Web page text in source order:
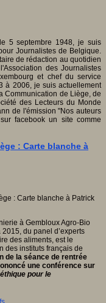
5 septembre 1948, je suis
Journalistes de Belgique.
de rédaction au quotidien
des Journalistes
et chef du service
à 2006, je suis actuellement
Communication de Liège, de
des Lecteurs du Monde
de l'émission "Nos auteurs
facebook un site comme
: Carte blanche à
à Gembloux Agro-Bio
du panel d’experts
des aliments, est le
des instituts français de
de la séance de rentrée
une conférence sur
pour le